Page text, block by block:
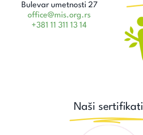
Bulevar umetnosti 27
office@mis.org.rs
+381 11 311 13 14
Naši sertifikati